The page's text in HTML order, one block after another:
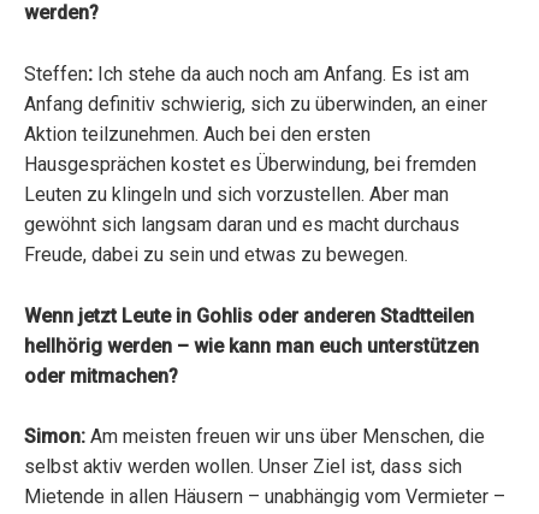
werden?
Steffen: Ich stehe da auch noch am Anfang. Es ist am
Anfang definitiv schwierig, sich zu überwinden, an einer
Aktion teilzunehmen. Auch bei den ersten
Hausgesprächen kostet es Überwindung, bei fremden
Leuten zu klingeln und sich vorzustellen. Aber man
gewöhnt sich langsam daran und es macht durchaus
Freude, dabei zu sein und etwas zu bewegen.
Wenn jetzt Leute in Gohlis oder anderen Stadtteilen
hellhörig werden – wie kann man euch unterstützen
oder mitmachen?
Simon: Am meisten freuen wir uns über Menschen, die
selbst aktiv werden wollen. Unser Ziel ist, dass sich
Mietende in allen Häusern – unabhängig vom Vermieter –